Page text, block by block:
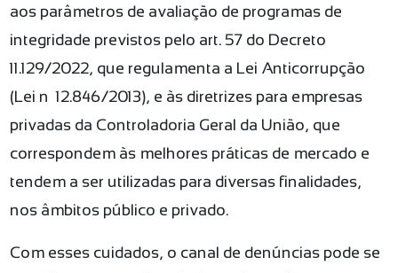
aos parâmetros de avaliação de programas de
integridade previstos pelo art. 57 do Decreto
11.129/2022, que regulamenta a Lei Anticorrupção
(Lei nº 12.846/2013), e às diretrizes para empresas
privadas da Controladoria Geral da União, que
correspondem às melhores práticas de mercado e
tendem a ser utilizadas para diversas finalidades,
nos âmbitos público e privado.
Com esses cuidados, o canal de denúncias pode se